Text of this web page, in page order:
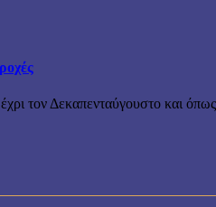
τον Δεκαπενταύγουστο και